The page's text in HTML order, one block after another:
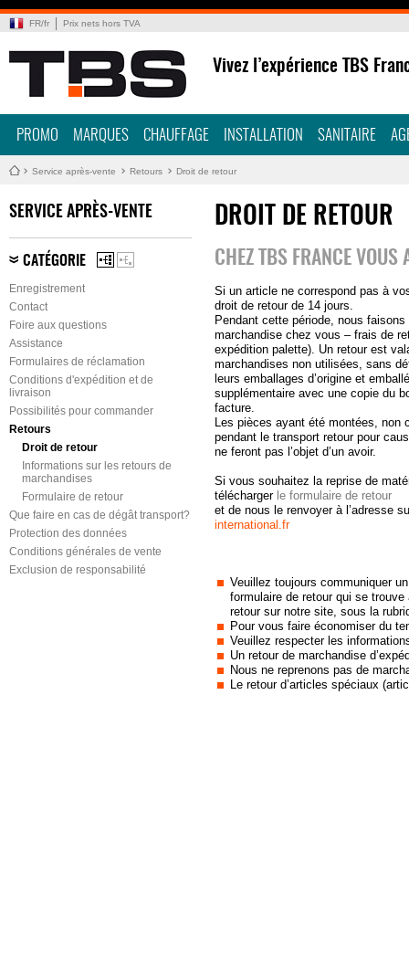
FR/fr Prix nets hors TVA
Vivez l’expérience TBS
PROMO MARQUES CHAUFFAGE INSTALLATION SANITAIRE
Service après-vente Retours Droit de retour
SERVICE APRÈS-VENTE
CATÉGORIE
Enregistrement
Contact
Foire aux questions
Assistance
Formulaires de réclamation
Conditions d'expédition et de
livraison
Possibilités pour commander
Retours
Droit de retour
Informations sur les retours de
marchandises
Formulaire de retour
Que faire en cas de dégât transport?
Protection des données
Conditions générales de vente
Exclusion de responsabilité
DROIT DE RETOUR
CHEZ TBS FRANCE VOUS
Si un article ne correspond pas à
droit de retour de 14 jours.
Pendant cette période, nous
marchandise chez vous – frais de
expédition palette). Un retour est
marchandises non utilisées, sans
leurs emballages d’origine et
supplémentaire avec une copie du
facture.
Les pièces ayant été montées, non
pendant le transport retour pour
ne feront pas l’objet d’un avoir.
Si vous souhaitez la reprise de
télécharger le formulaire de retour
et de nous le renvoyer à l’adresse
international.fr
Veuillez toujours communiquer
formulaire de retour qui se
retour sur notre site, sous la
Pour vous faire économiser du
Veuillez respecter les
Un retour de marchandise
Nous ne reprenons pas de
Le retour d’articles spéciaux